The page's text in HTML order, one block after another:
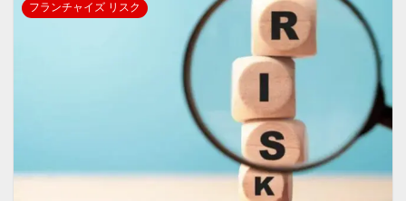
フランチャイズ リスク